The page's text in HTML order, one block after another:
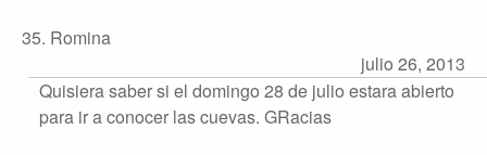
35. Romina
julio 26, 2013
Quisiera saber si el domingo 28 de julio estara abierto
para ir a conocer las cuevas. GRacias